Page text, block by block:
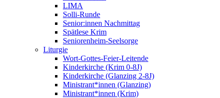
LIMA
Solli-Runde
Senior:innen Nachmittag
Spätlese Krim
Seniorenheim-Seelsorge
Liturgie
Wort-Gottes-Feier-Leitende
Kinderkirche (Krim 0-8J)
Kinderkirche (Glanzing 2-8J)
Ministrant*innen (Glanzing)
Ministrant*innen (Krim)